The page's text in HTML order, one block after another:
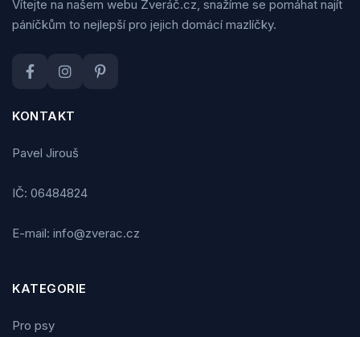
Vítejte na našem webu Zveráč.cz, snažíme se pomáhat najít
páníčkům to nejlepší pro jejich domácí mazlíčky.
KONTAKT
Pavel Jirouš
IČ: 06484824
E-mail: info@zverac.cz
KATEGORIE
Pro psy